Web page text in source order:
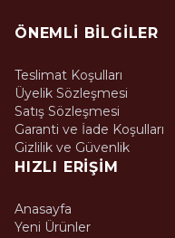
ÖNEMLI BILGILER
Teslimat Koşulları
Üyelik Sözleşmesi
Satış Sözleşmesi
Garanti ve İade Koşulları
Gizlilik ve Güvenlik
HIZLI ERIŞIM
Anasayfa
Yeni Ürünler